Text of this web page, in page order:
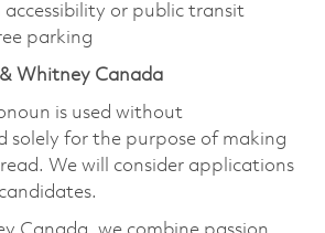
accessibility or public transit
parking
Whitney Canada
is used without
solely for the purpose of making
We will consider applications